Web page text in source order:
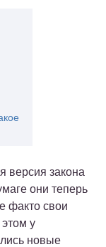
версия закона
они теперь
факто свои
у
новые